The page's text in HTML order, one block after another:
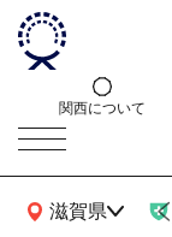
関西について
滋賀県
関西広域MAP